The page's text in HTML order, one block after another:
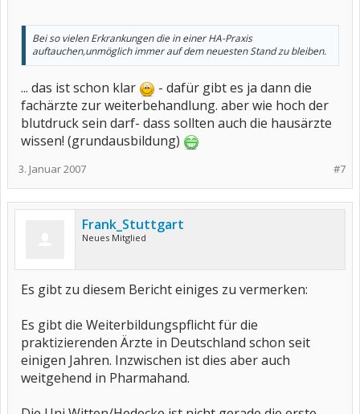
Bei so vielen Erkrankungen die in einer HA-Praxis
auftauchen,unmöglich immer auf dem neuesten Stand zu bleiben.
... das ist schon klar
- dafür gibt es ja dann die
fachärzte zur weiterbehandlung. aber wie hoch der
blutdruck sein darf- dass sollten auch die hausärzte
wissen! (grundausbildung)
#7
3. Januar 2007
Frank_Stuttgart
Neues Mitglied
Es gibt zu diesem Bericht einiges zu vermerken:
Es gibt die Weiterbildungspflicht für die
praktizierenden Ärzte in Deutschland schon seit
einigen Jahren. Inzwischen ist dies aber auch
weitgehend in Pharmahand.